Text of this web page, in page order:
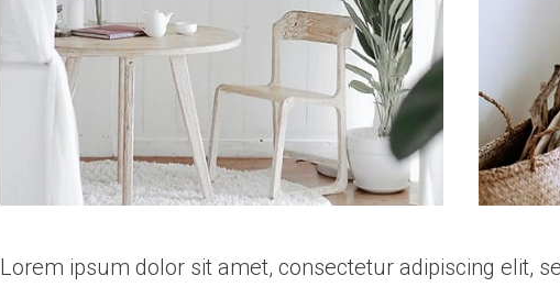
Lorem ipsum dolor sit amet, consectetur adipiscing elit,